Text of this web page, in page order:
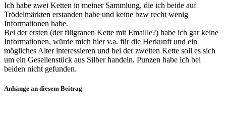
Ich habe zwei Ketten in meiner Sammlung, die ich beide auf
Trödelmärkten erstanden habe und keine bzw recht wenig
Informationen habe.
Bei der ersten (der filigranen Kette mit Emaille?) habe ich gar keine
Informationen, würde mich hier v.a. für die Herkunft und ein
mögliches Alter interessieren und bei der zweiten Kette soll es sich
um ein Gesellenstück aus Silber handeln. Punzen habe ich bei
beiden nicht gefunden.
Anhänge an diesem Beitrag